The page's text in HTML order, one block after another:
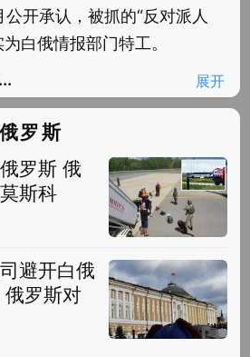
开承认，被抓的“反对派人
白俄情报部门特工。
...
展开
罗斯
罗斯 俄
斯科
避开白俄
罗斯对